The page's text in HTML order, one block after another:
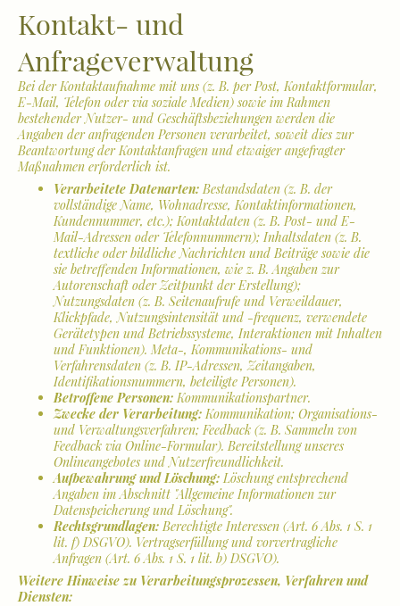
Kontakt- und
Anfrageverwaltung
Bei der Kontaktaufnahme mit uns (z. B. per Post, Kontaktformular,
E-Mail, Telefon oder via soziale Medien) sowie im Rahmen
bestehender Nutzer- und Geschäftsbeziehungen werden die
Angaben der anfragenden Personen verarbeitet, soweit dies zur
Beantwortung der Kontaktanfragen und etwaiger angefragter
Maßnahmen erforderlich ist.
Verarbeitete Datenarten: Bestandsdaten (z. B. der
vollständige Name, Wohnadresse, Kontaktinformationen,
Kundennummer, etc.); Kontaktdaten (z. B. Post- und E-
Mail-Adressen oder Telefonnummern); Inhaltsdaten (z. B.
textliche oder bildliche Nachrichten und Beiträge sowie die
sie betreffenden Informationen, wie z. B. Angaben zur
Autorenschaft oder Zeitpunkt der Erstellung);
Nutzungsdaten (z. B. Seitenaufrufe und Verweildauer,
Klickpfade, Nutzungsintensität und -frequenz, verwendete
Gerätetypen und Betriebssysteme, Interaktionen mit Inhalten
und Funktionen). Meta-, Kommunikations- und
Verfahrensdaten (z. B. IP-Adressen, Zeitangaben,
Identifikationsnummern, beteiligte Personen).
Betroffene Personen: Kommunikationspartner.
Zwecke der Verarbeitung: Kommunikation; Organisations-
und Verwaltungsverfahren; Feedback (z. B. Sammeln von
Feedback via Online-Formular). Bereitstellung unseres
Onlineangebotes und Nutzerfreundlichkeit.
Aufbewahrung und Löschung: Löschung entsprechend
Angaben im Abschnitt "Allgemeine Informationen zur
Datenspeicherung und Löschung".
Rechtsgrundlagen: Berechtigte Interessen (Art. 6 Abs. 1 S. 1
lit. f) DSGVO). Vertragserfüllung und vorvertragliche
Anfragen (Art. 6 Abs. 1 S. 1 lit. b) DSGVO).
Weitere Hinweise zu Verarbeitungsprozessen, Verfahren und
Diensten: